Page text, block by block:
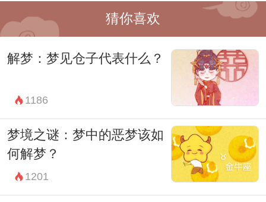
们对未来的渴望和对未知事物的好奇心。在
梦境中，钓虾所在的环境和氛围也有着重要
的意义，可能暗示着我们对某个具体领域的
然而，需要强调的是，梦境解读并不是一种
准确的科学，不同的人对于同一梦境可能会
有不同的理解。因此，解梦更多是一种个人
内心的宣泄和对心灵需求的满足。当我们梦
到钓虾时，可以尝试去回想梦境的细节，并
猜你喜欢
解梦：梦见仓子代表什么？
1186
梦境之谜：梦中的恶梦该如
何解梦？
1201